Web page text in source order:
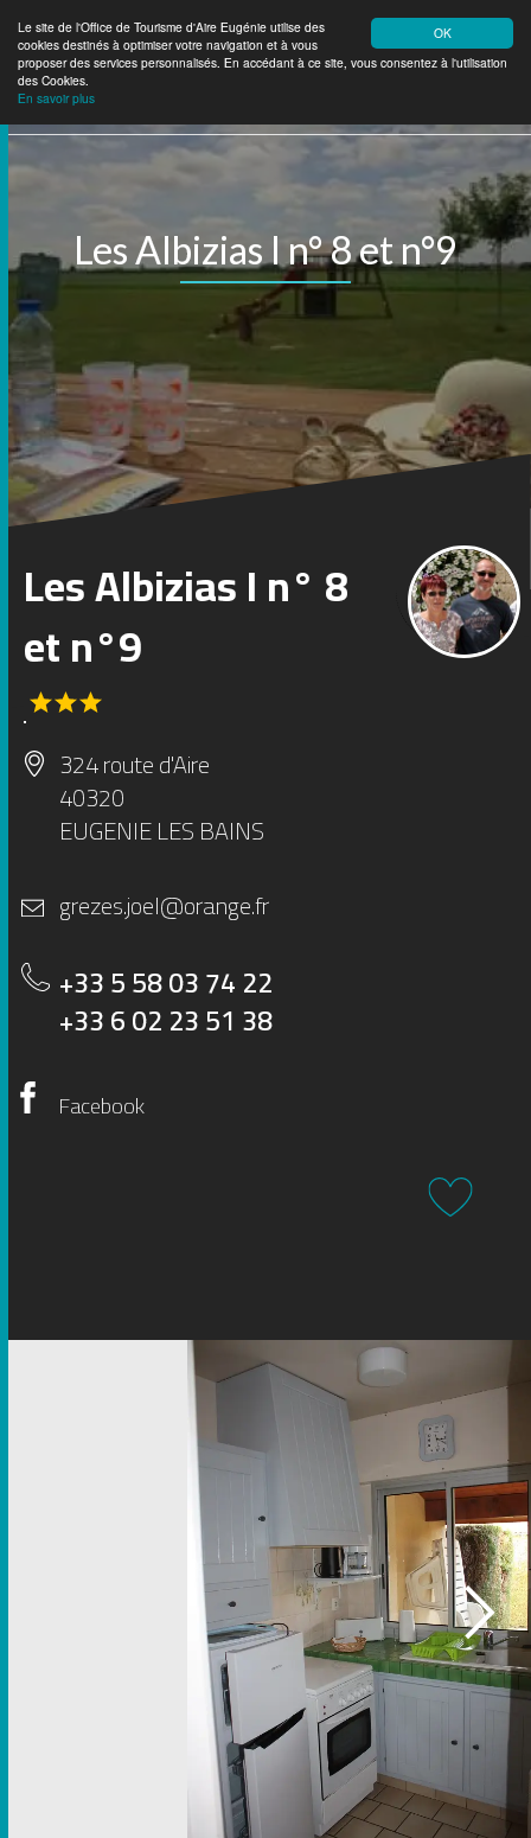
OK
Le site de l'Office de Tourisme d'Aire Eugénie utilise des
cookies destinés à optimiser votre navigation et à vous
proposer des services personnalisés. En accédant à ce site, vous consentez à l'utilisation
des Cookies.
En savoir plus
TourismeAire Eugénie
Les Albizias I n° 8 et n°9
Les Albizias I n° 8
et n°9
324 route d'Aire
40320
EUGENIE LES BAINS
grezes.joel@orange.fr
+33 5 58 03 74 22
+33 6 02 23 51 38
Facebook